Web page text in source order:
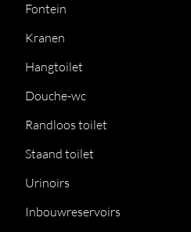
Fontein
Kranen
Hangtoilet
Douche-wc
Randloos toilet
Staand toilet
Urinoirs
Inbouwreservoirs